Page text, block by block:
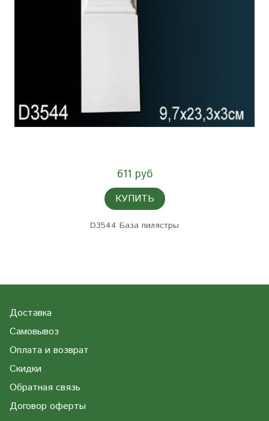
611 руб
КУПИТЬ
D3544 База пилястры
Доставка
Самовывоз
Оплата и возврат
Скидки
Обратная связь
Договор оферты